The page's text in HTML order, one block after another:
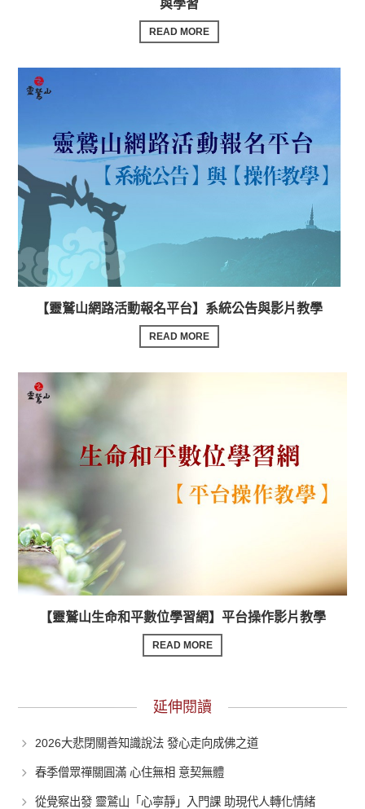
與學習
READ MORE
【靈鷲山網路活動報名平台】系統公告與影片教學
READ MORE
【靈鷲山生命和平數位學習網】平台操作影片教學
READ MORE
延伸閱讀
2026大悲閉關善知識說法 發心走向成佛之道
春季僧眾禪關圓滿 心住無相 意契無體
從覺察出發 靈鷲山「心寧靜」入門課 助現代人轉化情緒